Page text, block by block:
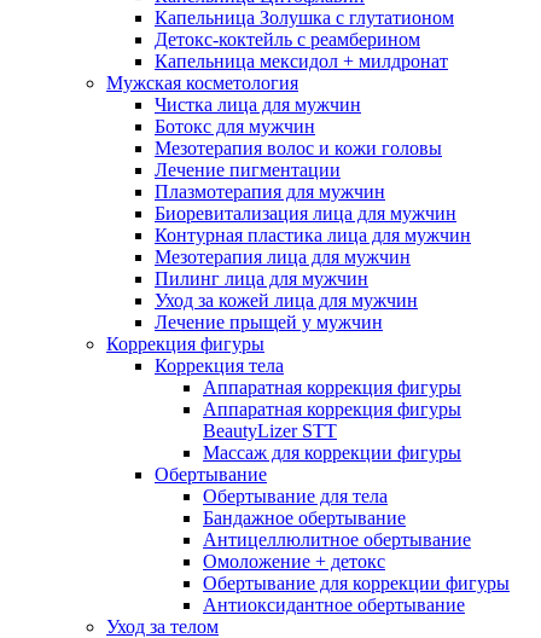
Капельница Золушка с глутатионом
Детокс-коктейль с реамберином
Капельница мексидол + милдронат
Мужская косметология
Чистка лица для мужчин
Ботокс для мужчин
Мезотерапия волос и кожи головы
Лечение пигментации
Плазмотерапия для мужчин
Биоревитализация лица для мужчин
Контурная пластика лица для мужчин
Мезотерапия лица для мужчин
Пилинг лица для мужчин
Уход за кожей лица для мужчин
Лечение прыщей у мужчин
Коррекция фигуры
Коррекция тела
Аппаратная коррекция фигуры
Аппаратная коррекция фигуры
BeautyLizer STT
Массаж для коррекции фигуры
Обертывание
Обертывание для тела
Бандажное обертывание
Антицеллюлитное обертывание
Омоложение + детокс
Обертывание для коррекции фигуры
Антиоксидантное обертывание
Уход за телом